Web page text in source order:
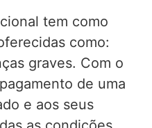
tem como
como:
graves. Com o
de uma
e aos seus